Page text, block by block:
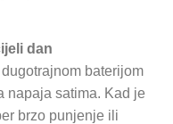
dan
baterijom
napaja satima. Kad je
brzo punjenje ili